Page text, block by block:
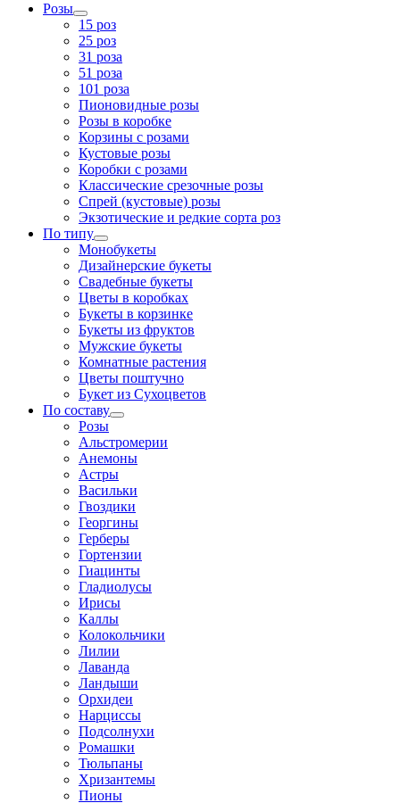
Розы
15 роз
25 роз
31 роза
51 роза
101 роза
Пионовидные розы
Розы в коробке
Корзины с розами
Кустовые розы
Коробки с розами
Классические срезочные розы
Спрей (кустовые) розы
Экзотические и редкие сорта роз
По типу
Монобукеты
Дизайнерские букеты
Свадебные букеты
Цветы в коробках
Букеты в корзинке
Букеты из фруктов
Мужские букеты
Комнатные растения
Цветы поштучно
Букет из Сухоцветов
По составу
Розы
Альстромерии
Анемоны
Астры
Васильки
Гвоздики
Георгины
Герберы
Гортензии
Гиацинты
Гладиолусы
Ирисы
Каллы
Колокольчики
Лилии
Лаванда
Ландыши
Орхидеи
Нарциссы
Подсолнухи
Ромашки
Тюльпаны
Хризантемы
Пионы